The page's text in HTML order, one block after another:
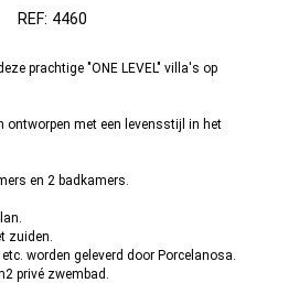
REF: 4460
prachtige "ONE LEVEL" villa's op
ontworpen met een levensstijl in het
en 2 badkamers.
zuiden.
worden geleverd door Porcelanosa.
privé zwembad.